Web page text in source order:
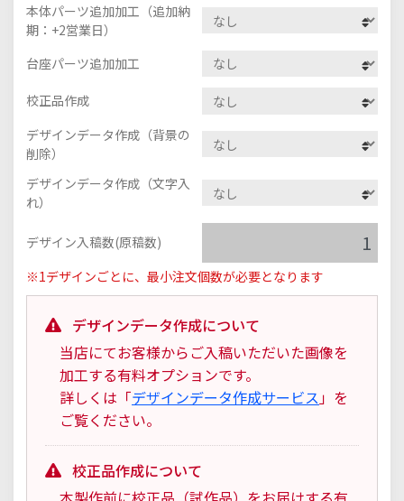
本体パーツ追加加工（追加納
期：+2営業日）
台座パーツ追加加工
校正品作成
デザインデータ作成（背景の
削除）
デザインデータ作成（文字入
れ）
デザイン入稿数(原稿数)
※1デザインごとに、最小注文個数が必要となります
デザインデータ作成について
当店にてお客様からご入稿いただいた画像を
加工する有料オプションです。
詳しくは「デザインデータ作成サービス 」を
ご覧ください。
校正品作成について